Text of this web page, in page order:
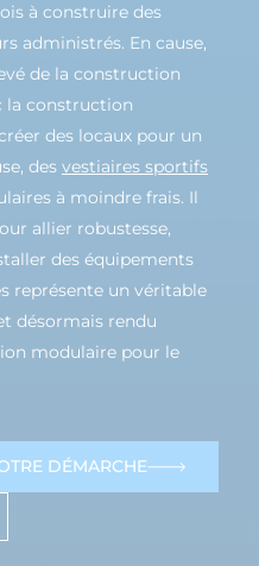
à construire des
administrés. En cause,
de la construction
la construction
des locaux pour un
des vestiaires sportifs
à moindre frais. Il
allier robustesse,
des équipements
représente un véritable
désormais rendu
modulaire pour le
DÉMARCHE